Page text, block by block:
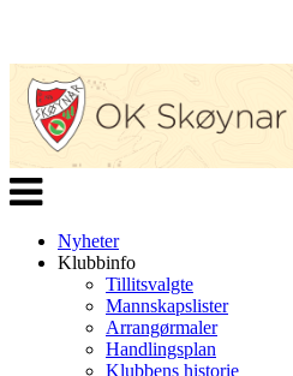
Veksle
navigasjon
Nyheter
Klubbinfo
Tillitsvalgte
Mannskapslister
Arrangørmaler
Handlingsplan
Klubbens historie